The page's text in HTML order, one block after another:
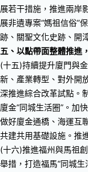
展若干措施，推進兩岸
展非遺專案“媽祖信俗”
跡、關聖文化史跡、開
五、以點帶面整體推進
(十五)持續提升廈門與
新、產業轉型、對外開
深推進綜合改革試點。
廈金“同城生活圈”。加
做好廈金通橋、海運互
共建共用基礎設施。推
(十六)推進福州與馬祖
舉措，打造福馬“同城